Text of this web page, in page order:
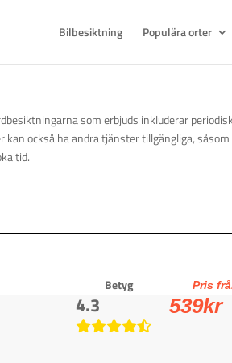
Bilbesiktning Populära orter
som erbjuds inkluderar
också ha andra tjänster tillgängliga,
tid.
Betyg Pris
4.3 539kr